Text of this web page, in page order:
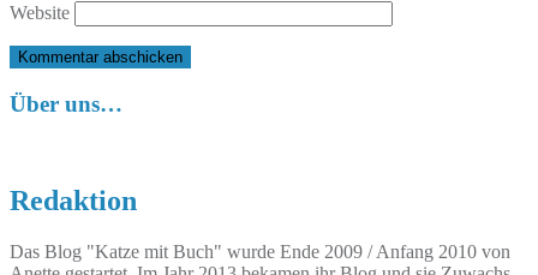
Website
Über uns…
Redaktion
Das Blog "Katze mit Buch" wurde Ende 2009 / Anfang 2010 von